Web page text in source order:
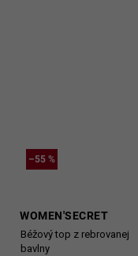
–55 %
WOMEN'SECRET
Béžový top z rebrovanej
bavlny